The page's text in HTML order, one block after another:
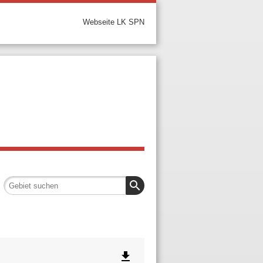
Webseite LK SPN
search
file_download